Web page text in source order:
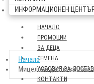
ИНФОРМАЦИОНЕН
НАЧАЛО
ПРОМОЦИИ
ЗА ДЕЦА
СЕМЕНА
УСЛОВИЯ ЗА
КОНТАКТИ
Начало
Мицелови дибли за